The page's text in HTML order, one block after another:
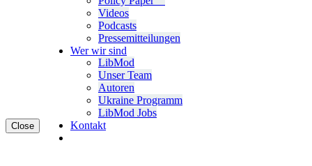
Close
Videos
Pod­casts
Pres­se­mit­tei­lun­gen
Wer wir sind
LibMod
Unser Team
Autoren
Ukraine Pro­gramm
LibMod Jobs
Kontakt